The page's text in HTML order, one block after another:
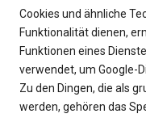
Cookies und ähnliche
Funktionalität dienen,
Funktionen eines
verwendet, um Google-
Zu den Dingen, die als
werden, gehören das